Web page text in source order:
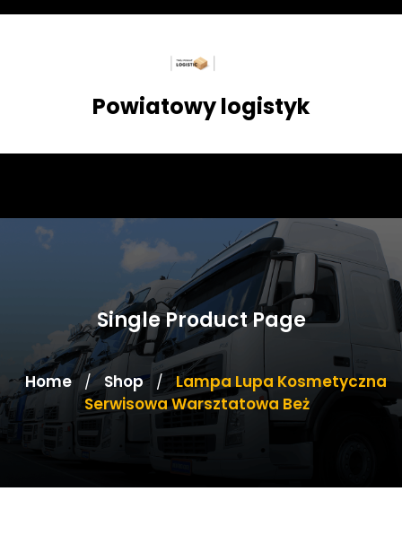
Skip
Powiatowy logistyk
Single Product Page
Home / Shop /
Lampa Lupa Kosmetyczna
Serwisowa Warsztatowa Beż